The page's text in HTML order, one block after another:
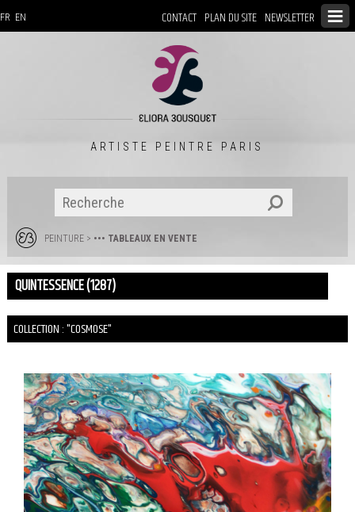
CONTACT PLAN DU SITE NEWSLETTER
FR EN
ARTISTE PEINTRE PARIS
PEINTURE> ••• TABLEAUX EN VENTE
QUINTESSENCE (1287)
COLLECTION : "COSMOSE"